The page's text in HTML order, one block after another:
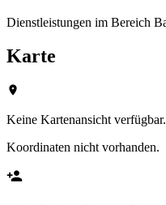
Dienstleistungen im Bereich
Karte
Keine Kartenansicht verfügbar.
Koordinaten nicht vorhanden.